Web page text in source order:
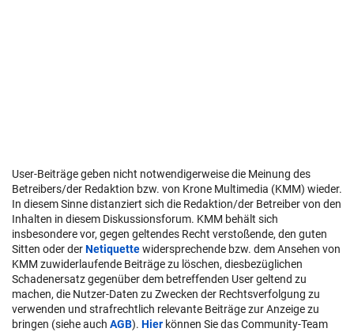
User-Beiträge geben nicht notwendigerweise die Meinung des
Betreibers/der Redaktion bzw. von Krone Multimedia (KMM) wieder.
In diesem Sinne distanziert sich die Redaktion/der Betreiber von den
Inhalten in diesem Diskussionsforum. KMM behält sich
insbesondere vor, gegen geltendes Recht verstoßende, den guten
Sitten oder derNetiquettewidersprechende bzw. dem Ansehen von
KMM zuwiderlaufende Beiträge zu löschen, diesbezüglichen
Schadenersatz gegenüber dem betreffenden User geltend zu
machen, die Nutzer-Daten zu Zwecken der Rechtsverfolgung zu
verwenden und strafrechtlich relevante Beiträge zur Anzeige zu
bringen (siehe auch AGB). Hier können Sie das Community-Team